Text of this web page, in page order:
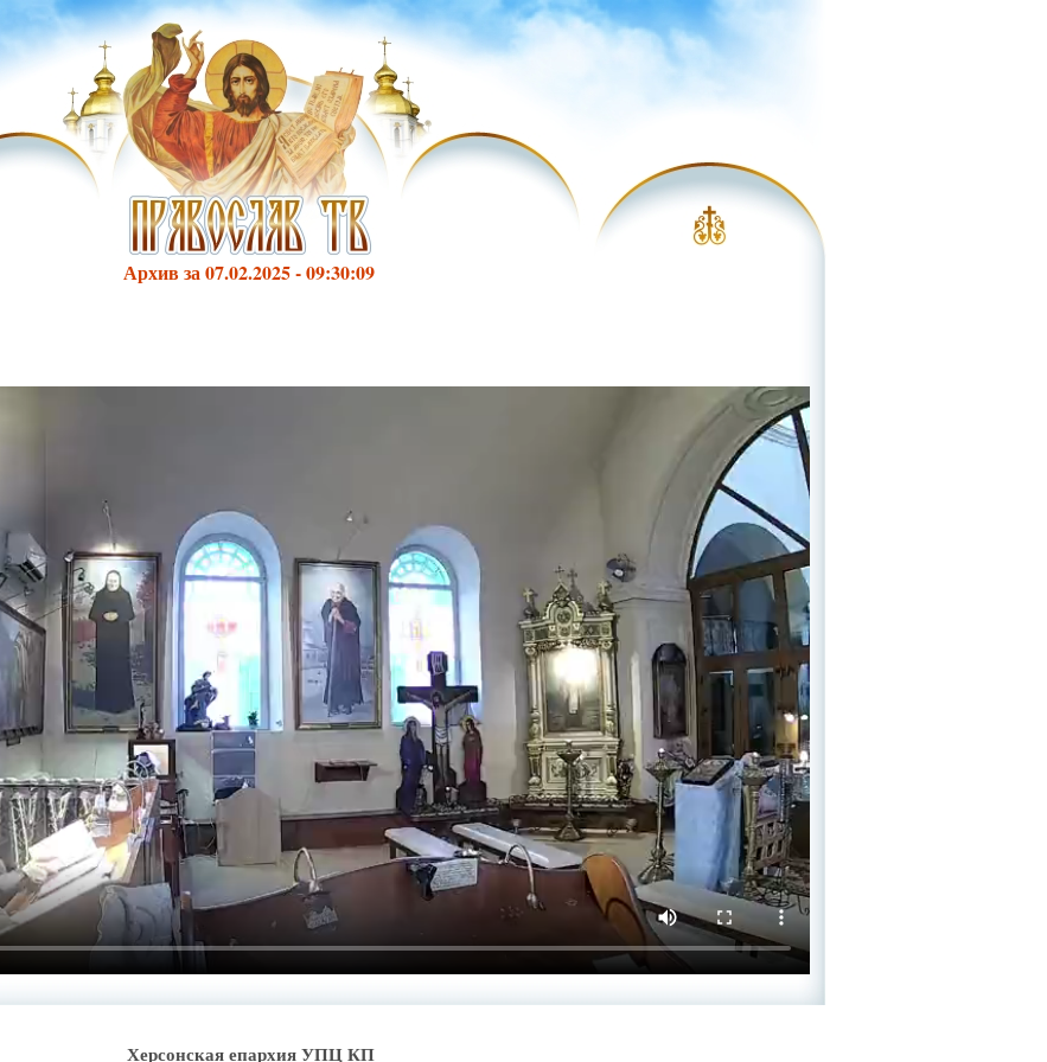
Архив за 07.02.2025 - 09:30:09
Херсонская епархия УПЦ КП